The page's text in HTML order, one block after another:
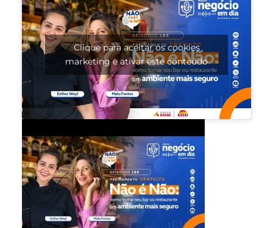
Clique para aceitar os cookies
marketing e ativar este conteúdo